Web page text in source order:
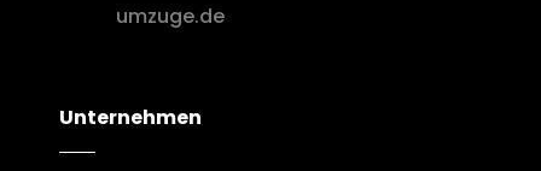
umzuge.de
Unternehmen